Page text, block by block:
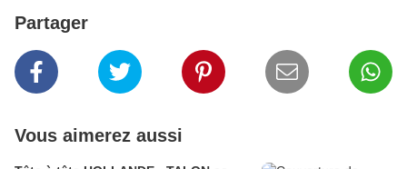
Partager
Vous aimerez aussi